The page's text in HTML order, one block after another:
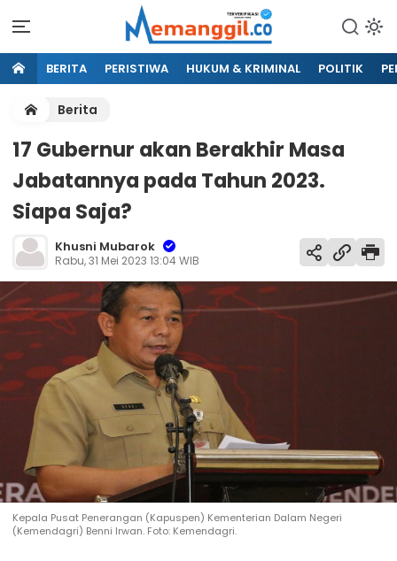
BERITA PERISTIWA HUKUM & KRIMINAL POLITIK
Berita
17 Gubernur akan Berakhir Masa
Jabatannya pada Tahun 2023.
Siapa Saja?
Khusni Mubarok
Rabu, 31 Mei 2023 13:04 WIB
Kepala Pusat Penerangan (Kapuspen) Kementerian Dalam Negeri
(Kemendagri) Benni Irwan. Foto: Kemendagri.